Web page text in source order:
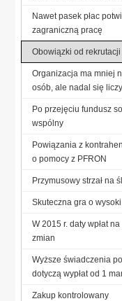
Nawet pasek płac
zagraniczną pracę
Obowiązki od
Organizacja ma mniej
osób, ale nadal się liczy
Po przejęciu fundusz
wspólny
Powiązania z
o pomocy z PFRON
Przymusowy strzał na
Skuteczna gra o wysoki
W 2015 r. daty wpłat
zmian
Wyższe świadczenia
dotyczą wypłat od 1
Zakup kontrolowany